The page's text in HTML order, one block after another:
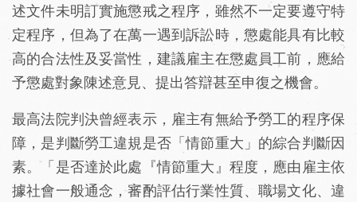
述文件未明訂實施懲戒之程序，雖然不一定要遵守特
定程序，但為了在萬一遇到訴訟時，懲處能具有比較
高的合法性及妥當性，建議雇主在懲處員工前，應給
予懲處對象陳述意見、提出答辯甚至申復之機會。
最高法院判決曾經表示，雇主有無給予勞工的程序保
障，是判斷勞工違規是否「情節重大」的綜合判斷因
素。「是否達於此處『情節重大』程度，應由雇主依
據社會一般通念，審酌評估行業性質、職場文化、違